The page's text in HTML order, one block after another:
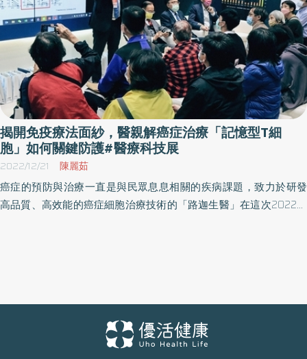
介入，後續有高風險會演變成學習障礙 衛福部今年7月針對未滿7歲
兒童新增6次兒童發展篩檢服務，即盼能及早發掘疑似遲緩孩童並提
供早期醫療介入。汐止國泰綜合醫院醫療團隊認知資源的有限性，
擇定等待時間最久，且與障礙最容易延續至學齡的語言治療，推動
「智慧篩檢，語言早療綠燈暢行」專案，讓醫療專業進入校園、擴
大篩檢場域，成功結合11個幼兒園，每位個案10分鐘內完成篩檢。篩
檢活動中找出69名遲緩兒童，並藉由院內建立的「早療綠色通
道」，個案於1個月內取得醫療診斷報告和語言評估報告書，縮短
80%等待排檢評估時間，同時提高家長知能，推行「以家庭為核
心」的早療理念，連結教育醫療雙專業團隊，把握早療黃金時期。
團隊更以此專案榮獲2024年台灣永續行動獎金獎及國家醫療品質獎
（NHQA）智慧醫療類標章和創意獎。 此外，考量現代人飲食習
報系統」，民眾完成檢查後50秒內即可產出測量結果，系統採用智
能燈號警示，一旦發現異常，將立即通知放射線科醫師優先判讀，
確保及時診治，有效降低主動脈剝離及動脈瘤破裂致命風險，造福
揭開免疫療法面紗，醫親解癌症治療「記憶型T細
胞」如何關鍵防護#醫療科技展
2022/12/21 陳麗茹
癌症的預防與治療一直是與民眾息息相關的疾病課題，致力於研發
高品質、高效能的癌症細胞治療技術的「路迦生醫」在這次2022年
學進步，這幾年也開始慢慢發展到免疫療法。近期民眾常問到的就
是有一種免疫檢查點抑制劑（PD-1／PD-L1）藥物是如何治療？林水